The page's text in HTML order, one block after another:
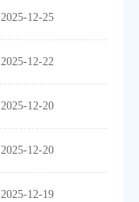
2025-12-25
2025-12-22
2025-12-20
2025-12-20
2025-12-19